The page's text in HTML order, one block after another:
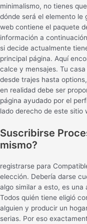
minimalismo, no tienes
dónde será el elemento le
web contiene el paquete
información a
si decide actualmente
principal página. Aquí
calce y mensajes. Tu
desde trajes hasta
en realidad debe ser
página ayudado por el
lado derecho de este sitio
Suscribirse
mismo?
registrarse para
elección. Debería darse
algo similar a esto, es una
Todos quién tiene eligió
alguien y producir un
serias. Por eso